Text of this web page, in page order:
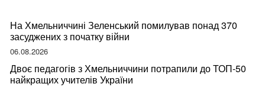
На Хмельниччині Зеленський помилував понад 370
засуджених з початку війни
06.08.2026
Двоє педагогів з Хмельниччини потрапили до ТОП-50
найкращих учителів України